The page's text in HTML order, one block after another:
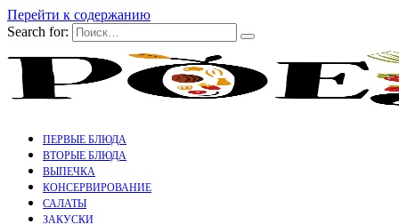
Перейти к содержанию
Search for:
ПЕРВЫЕ БЛЮДА
ВТОРЫЕ БЛЮДА
ВЫПЕЧКА
КОНСЕРВИРОВАНИЕ
САЛАТЫ
ЗАКУСКИ